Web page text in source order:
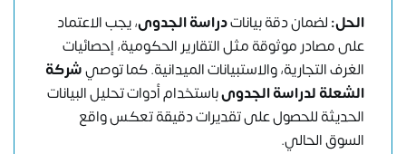
الحل:لضمان دقة بياناتدراسة الجدوى، يجب الاعتماد
على مصادر موثوقة مثل التقارير الحكومية، إحصائيات
الغرف التجارية، والاستبيانات الميدانية. كما توصيشركة
الشعلة لدراسة الجدوىباستخدام أدوات تحليل البيانات
الحديثة للحصول على تقديرات دقيقة تعكس واقع
السوق الحالي.